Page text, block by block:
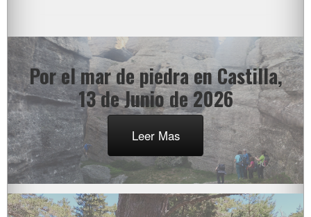
Por el mar de piedra en Castilla,
13 de Junio de 2026
Leer Mas